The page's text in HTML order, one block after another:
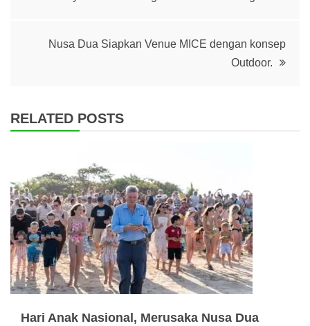
Nusa Dua Siapkan Venue MICE dengan konsep
Outdoor.
RELATED POSTS
Hari Anak Nasional, Merusaka Nusa Dua